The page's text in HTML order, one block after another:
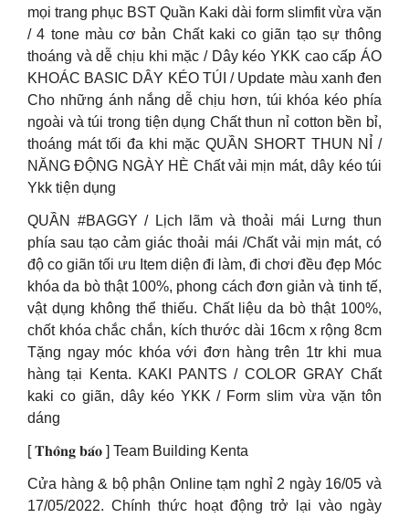
mọi trang phục BST Quần Kaki dài form slimfit vừa vặn
/ 4 tone màu cơ bản Chất kaki co giãn tạo sự thông
thoáng và dễ chịu khi mặc / Dây kéo YKK cao cấp ÁO
KHOÁC BASIC DÂY KÉO TÚI / Update màu xanh đen
Cho những ánh nắng dễ chịu hơn, túi khóa kéo phía
ngoài và túi trong tiện dụng Chất thun nỉ cotton bền bỉ,
thoáng mát tối đa khi mặc QUẦN SHORT THUN NỈ /
NĂNG ĐỘNG NGÀY HÈ Chất vải mịn mát, dây kéo túi
Ykk tiện dụng
QUẦN #BAGGY / Lịch lãm và thoải mái Lưng thun
phía sau tạo cảm giác thoải mái /Chất vải mịn mát, có
độ co giãn tối ưu Item diện đi làm, đi chơi đều đẹp Móc
khóa da bò thật 100%, phong cách đơn giản và tinh tế,
vật dụng không thể thiếu. Chất liệu da bò thật 100%,
chốt khóa chắc chắn, kích thước dài 16cm x rộng 8cm
Tặng ngay móc khóa với đơn hàng trên 1tr khi mua
hàng tại Kenta. KAKI PANTS / COLOR GRAY Chất
kaki co giãn, dây kéo YKK / Form slim vừa vặn tôn
dáng
[ 𝐓𝐡𝐨̂𝐧𝐠 𝐛𝐚́𝐨 ] Team Building Kenta
Cửa hàng & bộ phận Online tạm nghỉ 2 ngày 16/05 và
17/05/2022. Chính thức hoạt động trở lại vào ngày